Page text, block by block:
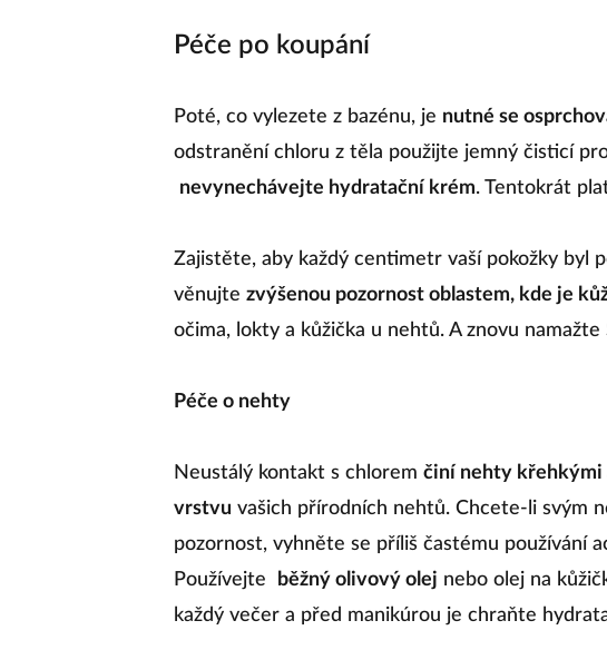
Péče po koupání
Poté, co vylezete z bazénu, je nutné se
odstranění chloru z těla použijte jemný čisticí
nevynechávejte hydratační krém. Tentokrát
Zajistěte, aby každý centimetr vaší pokožky byl
věnujte zvýšenou pozornost oblastem, kde je
očima, lokty a kůžička u nehtů. A znovu namažte
Péče o nehty
Neustálý kontakt s chlorem činí nehty křehkými
vrstvu vašich přírodních nehtů. Chcete-li svým
pozornost, vyhněte se příliš častému používání
Používejte
běžný olivový olej nebo olej na
každý večer a před manikúrou je chraňte